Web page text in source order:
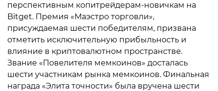
перспективным копитрейдерам-новичкам на
Bitget. Премия «Маэстро торговли»,
присуждаемая шести победителям, призвана
отметить исключительную прибыльность и
влияние в криптовалютном пространстве.
Звание «Повелителя мемкоинов» досталась
шести участникам рынка мемкоинов. Финальная
награда «Элита точности» была вручена шести